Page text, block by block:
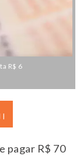
R$ 6
pagar R$ 70